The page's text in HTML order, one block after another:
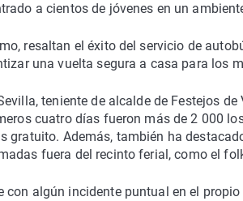
a cientos de jóvenes en un
resaltan el éxito del servicio de
una vuelta segura a casa para los
teniente de alcalde de Festejos
cuatro días fueron más de 2 000
gratuito. Además, también ha
fuera del recinto ferial, como el
con algún incidente puntual en el